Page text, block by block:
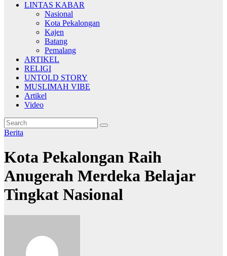
LINTAS KABAR
Nasional
Kota Pekalongan
Kajen
Batang
Pemalang
ARTIKEL
RELIGI
UNTOLD STORY
MUSLIMAH VIBE
Artikel
Video
Berita
Kota Pekalongan Raih
Anugerah Merdeka Belajar
Tingkat Nasional